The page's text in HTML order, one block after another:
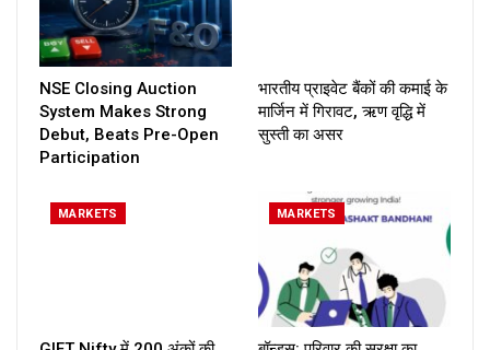
NSE Closing Auction
System Makes Strong
Debut, Beats Pre-Open
Participation
भारतीय प्राइवेट बैंकों की कमाई के
मार्जिन में गिरावट, ऋण वृद्धि में
सुस्ती का असर
MARKETS MARKETS